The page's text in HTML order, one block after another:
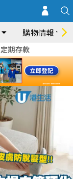
購物情報
定期存款